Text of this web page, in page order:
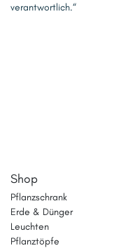
verantwortlich.“
Shop
Pflanzschrank
Erde & Dünger
Leuchten
Pflanztöpfe